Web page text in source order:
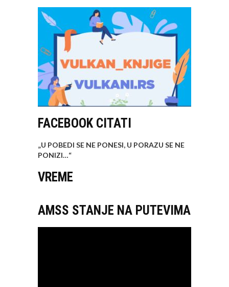
FACEBOOK CITATI
„U POBEDI SE NE PONESI, U PORAZU SE NE
PONIZI…“
VREME
AMSS STANJE NA PUTEVIMA